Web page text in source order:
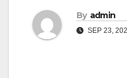
By admin
SEP 23,